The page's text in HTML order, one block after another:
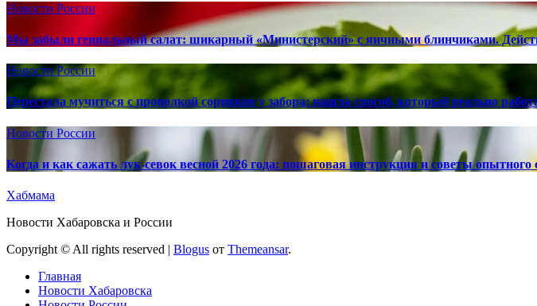
Новости России
Мы забыли гениальный салат: шикарный «Министерский» с яичными блинчиками.
Новости России
Перестала мучиться с прополкой сорняков у забора: нашла способ, который реально
Новости России
Когда и как сажать лук-севок весной 2026 года: пошаговая инструкция и советы опытного
Хабмама
Новости Хабаровска и России
Copyright © All rights reserved | Blogus от Themeansar.
Главная
Новости Хабаровска